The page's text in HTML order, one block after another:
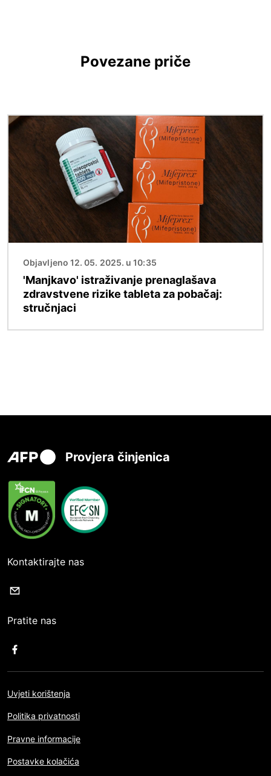
Povezane priče
Slika
Objavljeno 12. 05. 2025. u 10:35
'Manjkavo' istraživanje prenaglašava
zdravstvene rizike tableta za pobačaj:
stručnjaci
Provjera činjenica
Kontaktirajte nas
Pratite nas
Uvjeti korištenja
Politika privatnosti
Pravne informacije
Postavke kolačića